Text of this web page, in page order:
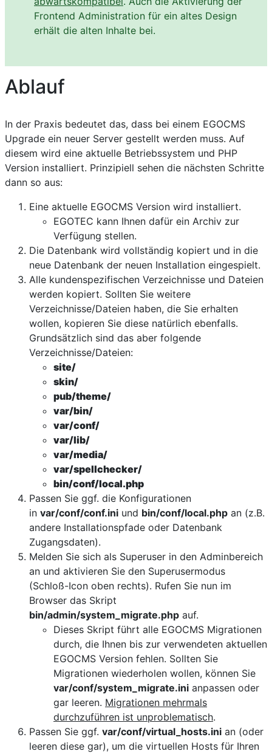
Frontend Administration für ein altes Design
erhält die alten Inhalte bei.
Ablauf
In der Praxis bedeutet das, dass bei einem EGOCMS
Upgrade ein neuer Server gestellt werden muss. Auf
diesem wird eine aktuelle Betriebssystem und PHP
Version installiert. Prinzipiell sehen die nächsten Schritte
dann so aus:
Eine aktuelle EGOCMS Version wird installiert.
EGOTEC kann Ihnen dafür ein Archiv zur
Verfügung stellen.
Die Datenbank wird vollständig kopiert und in die
neue Datenbank der neuen Installation eingespielt.
Alle kundenspezifischen Verzeichnisse und Dateien
werden kopiert. Sollten Sie weitere
Verzeichnisse/Dateien haben, die Sie erhalten
wollen, kopieren Sie diese natürlich ebenfalls.
Grundsätzlich sind das aber folgende
Verzeichnisse/Dateien:
site/
skin/
pub/theme/
var/bin/
var/conf/
var/lib/
var/media/
var/spellchecker/
bin/conf/local.php
Passen Sie ggf. die Konfigurationen
in var/conf/conf.ini und bin/conf/local.php an (z.B.
andere Installationspfade oder Datenbank
Zugangsdaten).
Melden Sie sich als Superuser in den Adminbereich
an und aktivieren Sie den Superusermodus
(Schloß-Icon oben rechts). Rufen Sie nun im
Browser das Skript
bin/admin/system_migrate.php auf.
Dieses Skript führt alle EGOCMS Migrationen
durch, die Ihnen bis zur verwendeten aktuellen
EGOCMS Version fehlen. Sollten Sie
Migrationen wiederholen wollen, können Sie
var/conf/system_migrate.ini anpassen oder
gar leeren. Migrationen mehrmals
durchzuführen ist unproblematisch.
Passen Sie ggf. var/conf/virtual_hosts.ini an (oder
leeren diese gar), um die virtuellen Hosts für Ihren